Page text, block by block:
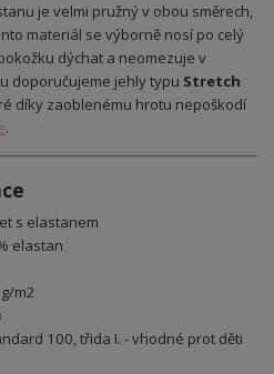
je velmi pružný v obou směrech,
materiál se výborně nosí po celý
dýchat a neomezuje v
doporučujeme jehly typu Stretch
díky zaoblenému hrotu nepoškodí
.
s elastanem
elastan
m2
100, třida I. - vhodné prot děti